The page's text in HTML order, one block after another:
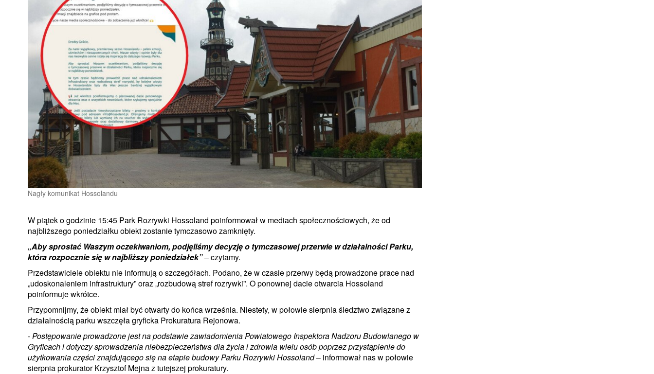
Nagły komunikat Hossolandu
W piątek o godzinie 15:45 Park Rozrywki Hossoland poinformował w mediach społecznościowych, że od
najbliższego poniedziałku obiekt zostanie tymczasowo zamknięty.
„Aby sprostać Waszym oczekiwaniom, podjęliśmy decyzję o tymczasowej przerwie w działalności Parku,
która rozpocznie się w najbliższy poniedziałek”– czytamy.
Przedstawiciele obiektu nie informują o szczegółach. Podano, że w czasie przerwy będą prowadzone prace nad
„udoskonaleniem infrastruktury” oraz „rozbudową stref rozrywki”. O ponownej dacie otwarcia Hossoland
poinformuje wkrótce.
Przypomnijmy, że obiekt miał być otwarty do końca września. Niestety, w połowie sierpnia śledztwo związane z
działalnością parku wszczęła gryficka Prokuratura Rejonowa.
- Postępowanie prowadzone jest na podstawie zawiadomienia Powiatowego Inspektora Nadzoru Budowlanego w
Gryficach i dotyczy sprowadzenia niebezpieczeństwa dla życia i zdrowia wielu osób poprzez przystąpienie do
użytkowania części znajdującego się na etapie budowy Parku Rozrywki Hossoland– informował nas w połowie
sierpnia prokurator Krzysztof Mejna z tutejszej prokuratury.